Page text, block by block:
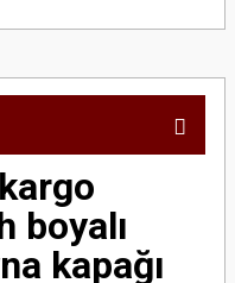
boyalı
kapağı